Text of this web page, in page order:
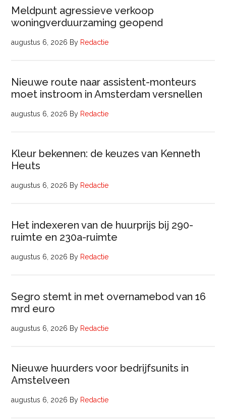
Meldpunt agressieve verkoop
woningverduurzaming geopend
augustus 6, 2026 By Redactie
Nieuwe route naar assistent-monteurs
moet instroom in Amsterdam versnellen
augustus 6, 2026 By Redactie
Kleur bekennen: de keuzes van Kenneth
Heuts
augustus 6, 2026 By Redactie
Het indexeren van de huurprijs bij 290-
ruimte en 230a-ruimte
augustus 6, 2026 By Redactie
Segro stemt in met overnamebod van 16
mrd euro
augustus 6, 2026 By Redactie
Nieuwe huurders voor bedrijfsunits in
Amstelveen
augustus 6, 2026 By Redactie